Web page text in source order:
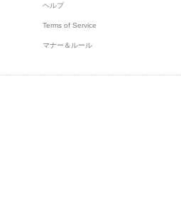
ヘルプ
Terms of Service
マナー＆ルール